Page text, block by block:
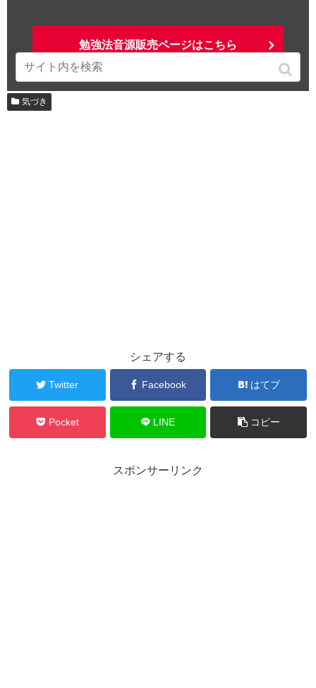
勉強法音源販売ページはこちら
気づき
シェアする
Twitter Facebook はてブ
Pocket LINE コピー
スポンサーリンク